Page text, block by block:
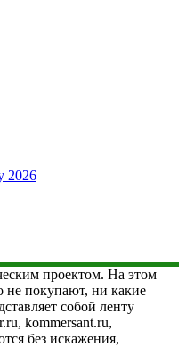
2026
проектом. На этом
не покупают, ни какие
собой ленту
kommersant.ru,
без искажения,